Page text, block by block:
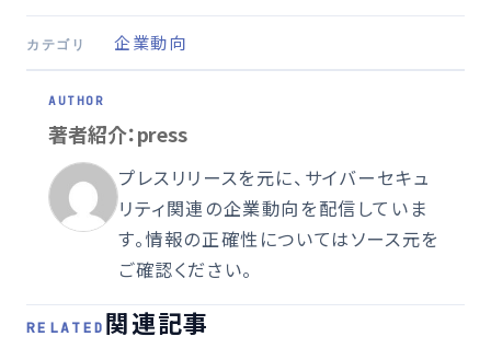
カテゴリ 企業動向
著者紹介：press
プレスリリースを元に、サイバーセキュ
リティ関連の企業動向を配信していま
す。情報の正確性についてはソース元を
ご確認ください。
RELATED 関連記事